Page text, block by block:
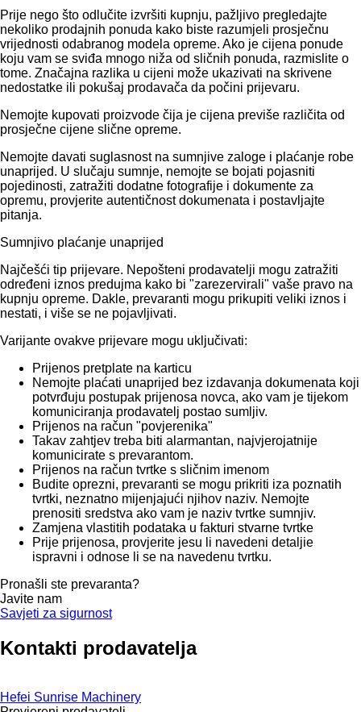
Prije nego što odlučite izvršiti kupnju, pažljivo pregledajte
nekoliko prodajnih ponuda kako biste razumjeli prosječnu
vrijednosti odabranog modela opreme. Ako je cijena ponude
koju vam se sviđa mnogo niža od sličnih ponuda, razmislite o
tome. Značajna razlika u cijeni može ukazivati ​​na skrivene
nedostatke ili pokušaj prodavača da počini prijevaru.
Nemojte kupovati proizvode čija je cijena previše različita od
prosječne cijene slične opreme.
Nemojte davati suglasnost na sumnjive zaloge i plaćanje robe
unaprijed. U slučaju sumnje, nemojte se bojati pojasniti
pojedinosti, zatražiti dodatne fotografije i dokumente za
opremu, provjerite autentičnost dokumenata i postavljajte
pitanja.
Sumnjivo plaćanje unaprijed
Najčešći tip prijevare. Nepošteni prodavatelji mogu zatražiti
određeni iznos predujma kako bi "zarezervirali" vaše pravo na
kupnju opreme. Dakle, prevaranti mogu prikupiti veliki iznos i
nestati, i više se ne pojavljivati.
Varijante ovakve prijevare mogu uključivati:
Prijenos pretplate na karticu
Nemojte plaćati unaprijed bez izdavanja dokumenata koji
potvrđuju postupak prijenosa novca, ako vam je tijekom
komuniciranja prodavatelj postao sumljiv.
Prijenos na račun "povjerenika"
Takav zahtjev treba biti alarmantan, najvjerojatnije
komunicirate s prevarantom.
Prijenos na račun tvrtke s sličnim imenom
Budite oprezni, prevaranti se mogu prikriti iza poznatih
tvrtki, neznatno mijenjajući njihov naziv. Nemojte
prenositi sredstva ako vam je naziv tvrtke sumnjiv.
Zamjena vlastitih podataka u fakturi stvarne tvrtke
Prije prijenosa, provjerite jesu li navedeni detaljie
ispravni i odnose li se na navedenu tvrtku.
Pronašli ste prevaranta?
Javite nam
Savjeti za sigurnost
Kontakti prodavatelja
Hefei Sunrise Machinery